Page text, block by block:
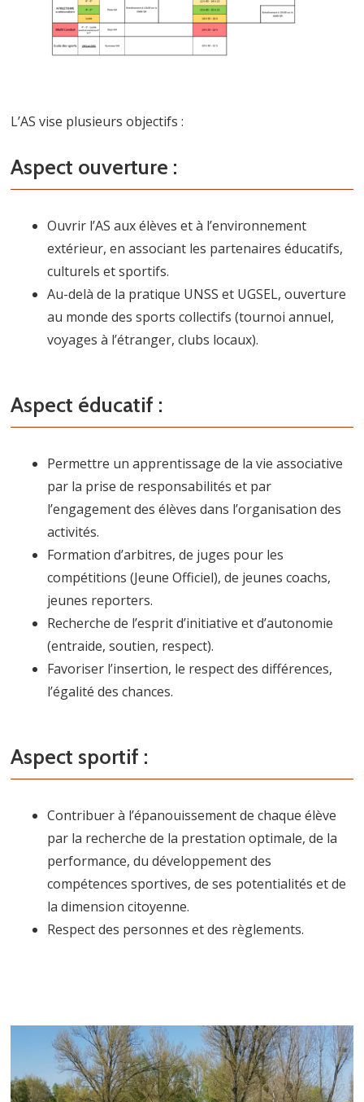
L’AS vise plusieurs objectifs :
Aspect sportif :
Contribuer à l’épanouissement de chaque élève
par la recherche de la prestation optimale, de la
performance, du développement des
compétences sportives, de ses potentialités et de
la dimension citoyenne.
Respect des personnes et des règlements.
Aspect éducatif :
Permettre un apprentissage de la vie associative
par la prise de responsabilités et par
l’engagement des élèves dans l’organisation des
activités.
Formation d’arbitres, de juges pour les
compétitions (Jeune Officiel), de jeunes coachs,
jeunes reporters.
Recherche de l’esprit d’initiative et d’autonomie
(entraide, soutien, respect).
Favoriser l’insertion, le respect des différences,
l’égalité des chances.
Aspect ouverture :
Ouvrir l’AS aux élèves et à l’environnement
extérieur, en associant les partenaires éducatifs,
culturels et sportifs.
Au-delà de la pratique UNSS et UGSEL, ouverture
au monde des sports collectifs (tournoi annuel,
voyages à l’étranger, clubs locaux).